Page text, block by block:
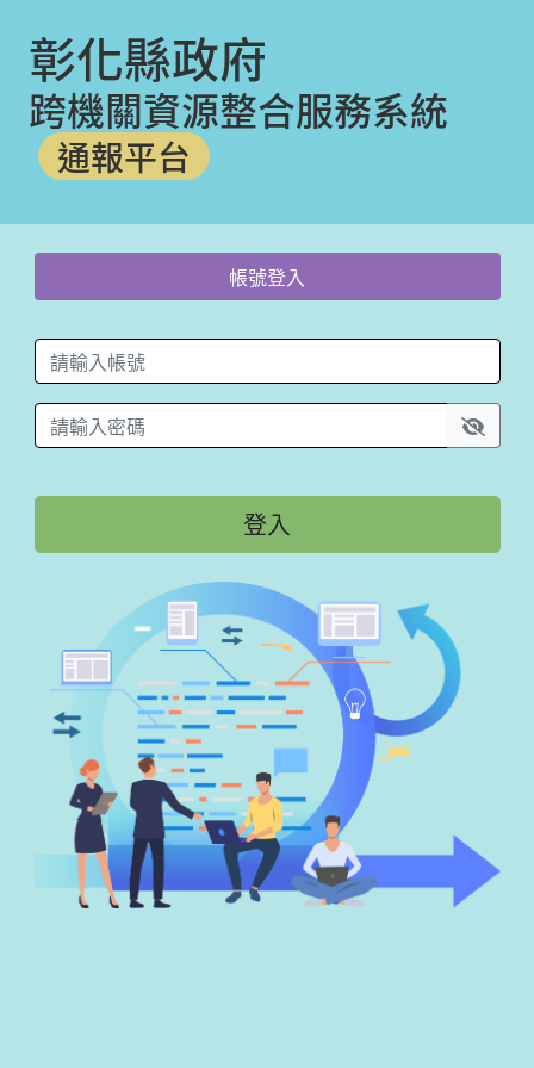
彰化縣政府
跨機關資源整合服務系統
通報平台
帳號登入
帳號登入
登入